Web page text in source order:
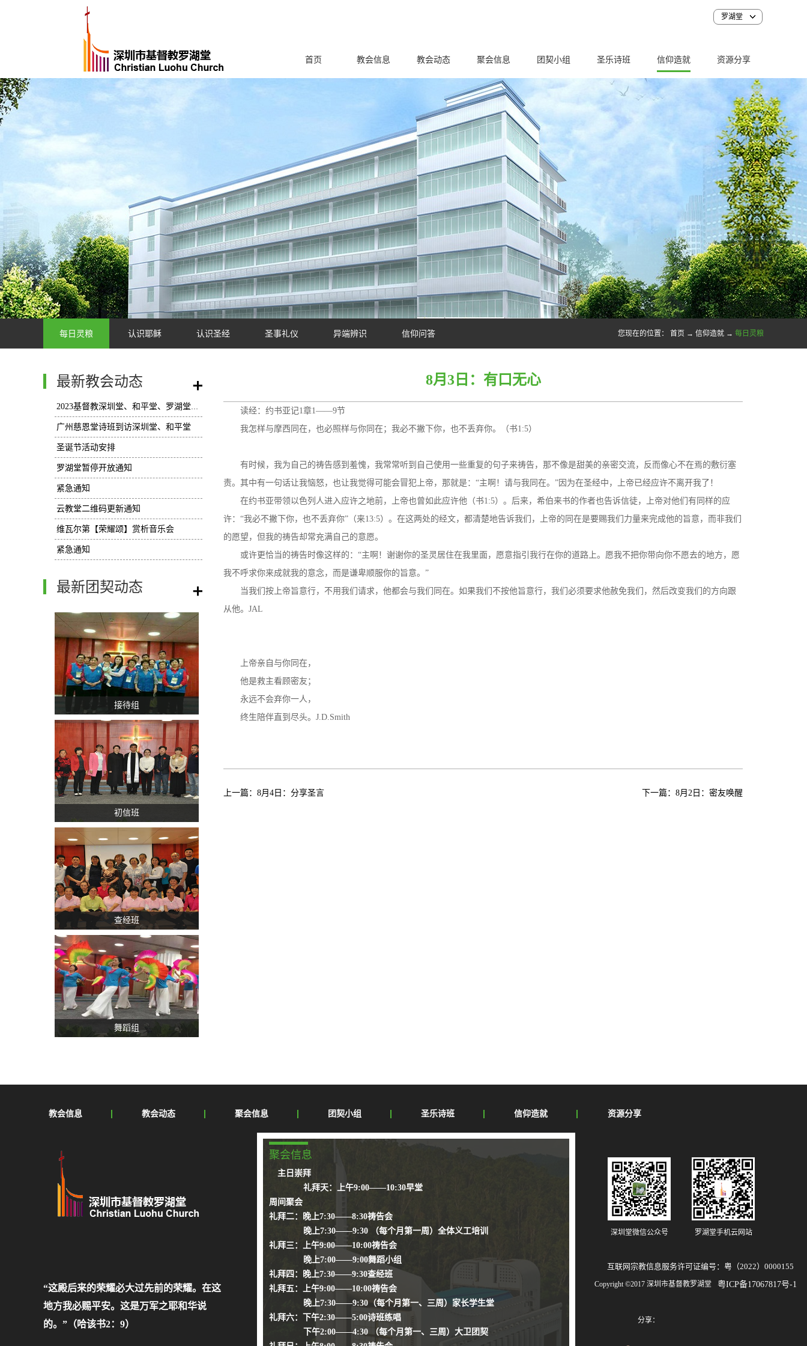
罗湖堂
首页 教会信息 教会动态 聚会信息 团契小组 圣乐诗班 信仰造就 资源分享
每日灵粮 认识耶稣 认识圣经 圣事礼仪 异端辨识 信仰问答 您现在的位置： 首页 → 信仰造就 → 每日灵粮
最新教会动态
2023基督教深圳堂、和平堂、罗湖堂圣诞节活动安排
广州慈恩堂诗班到访深圳堂、和平堂
圣诞节活动安排
罗湖堂暂停开放通知
紧急通知
云教堂二维码更新通知
维瓦尔第【荣耀颂】赏析音乐会
紧急通知
最新团契动态
接待组
初信班
查经班
舞蹈组
8月3日：有口无心
读经：约书亚记1章1——9节
我怎样与摩西同在，也必照样与你同在；我必不撇下你，也不丢弃你。（书1:5）
有时候，我为自己的祷告感到羞愧，我常常听到自己使用一些重复的句子来祷告，那不像是甜美的亲密交流，反而像心不在焉的敷衍塞
责。其中有一句话让我恼怒，也让我觉得可能会冒犯上帝，那就是：“主啊！请与我同在。”因为在圣经中，上帝已经应许不离开我了！
在约书亚带领以色列人进入应许之地前，上帝也曾如此应许他（书1:5）。后来，希伯来书的作者也告诉信徒，上帝对他们有同样的应
许：“我必不撇下你，也不丢弃你”（来13:5）。在这两处的经文，都清楚地告诉我们，上帝的同在是要赐我们力量来完成他的旨意，而非我们
的愿望，但我的祷告却常充满自己的意愿。
或许更恰当的祷告时像这样的：“主啊！谢谢你的圣灵居住在我里面，愿意指引我行在你的道路上。愿我不把你带向你不愿去的地方，愿
我不呼求你来成就我的意念，而是谦卑顺服你的旨意。”
当我们按上帝旨意行，不用我们请求，他都会与我们同在。如果我们不按他旨意行，我们必须要求他赦免我们，然后改变我们的方向跟
从他。JAL
上帝亲自与你同在，
他是救主看顾密友；
永远不会弃你一人，
终生陪伴直到尽头。J.D.Smith
上一篇： 8月4日：分享圣言 下一篇： 8月2日：密友唤醒
聚会信息
主日崇拜
礼拜天：上午9:00——10:30早堂
周间聚会
礼拜二：晚上7:30——8:30祷告会
晚上7:30——9:30 （每个月第一周）全体义工培训
礼拜三：上午9:00——10:00祷告会
晚上7:00——9:00舞蹈小组
礼拜四：晚上7:30——9:30查经班
礼拜五：上午9:00——10:00祷告会
晚上7:30——9:30（每个月第一、三周）家长学生堂
礼拜六：下午2:30——5:00诗班练唱
下午2:00——4:30 （每个月第一、三周）大卫团契
互联网宗教信息服务许可证编号：粤（2022）0000155
Copyright ©2017 深圳市基督教罗湖堂 粤ICP备17067817号-1
“这殿后来的荣耀必大过先前的荣耀。在这
地方我必赐平安。这是万军之耶和华说
的。”（哈该书2：9）
教会信息 教会动态 聚会信息 团契小组 圣乐诗班 信仰造就 资源分享
深圳堂微信公众号 罗湖堂手机云网站
分享：